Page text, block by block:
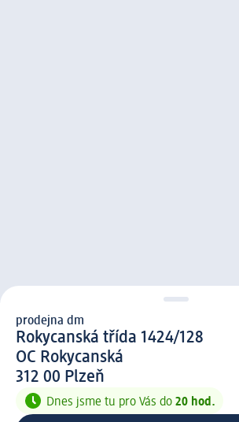
prodejna d m
prodejna dm
Rokycanská třída 1424/128
OC Rokycanská
3 1 2 0 0
312 00 Plzeň
Dnes jsme tu pro Vás do 20 hod.